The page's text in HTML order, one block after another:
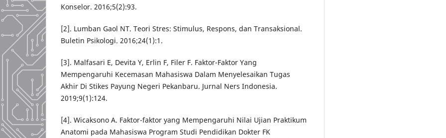
Konselor. 2016;5(2):93.
[2]. Lumban Gaol NT. Teori Stres: Stimulus, Respons, dan Transaksional.
Buletin Psikologi. 2016;24(1):1.
[3]. Malfasari E, Devita Y, Erlin F, Filer F. Faktor-Faktor Yang
Mempengaruhi Kecemasan Mahasiswa Dalam Menyelesaikan Tugas
Akhir Di Stikes Payung Negeri Pekanbaru. Jurnal Ners Indonesia.
2019;9(1):124.
[4]. Wicaksono A. Faktor-faktor yang Mempengaruhi Nilai Ujian Praktikum
Anatomi pada Mahasiswa Program Studi Pendidikan Dokter FK